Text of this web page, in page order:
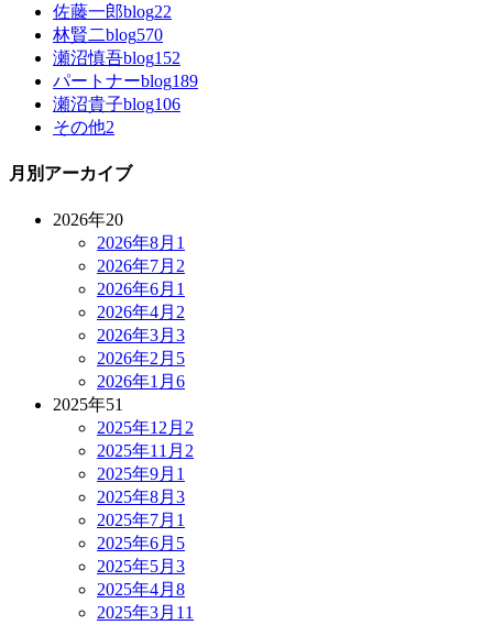
佐藤一郎blog22
林賢二blog570
瀬沼慎吾blog152
パートナーblog189
瀬沼貴子blog106
その他2
月別アーカイブ
2026年20
2026年8月 1
2026年7月 2
2026年6月 1
2026年4月 2
2026年3月 3
2026年2月 5
2026年1月 6
2025年51
2025年12月 2
2025年11月 2
2025年9月 1
2025年8月 3
2025年7月 1
2025年6月 5
2025年5月 3
2025年4月 8
2025年3月 11